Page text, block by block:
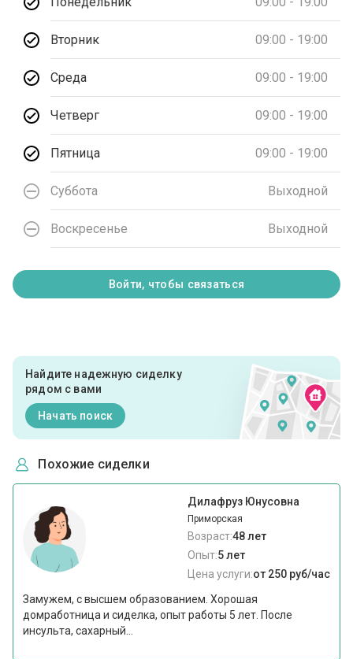
Вторник 09:00 - 19:00
Среда 09:00 - 19:00
Четверг 09:00 - 19:00
Пятница 09:00 - 19:00
Суббота Выходной
Воскресенье Выходной
Войти, чтобы связаться
Найдите надежную сиделку
рядом с вами
Начать поиск
Похожие сиделки
Дилафруз Юнусовна
Приморская
Возраст:48 лет
Опыт:5 лет
Цена услуги:от 250 руб/час
Замужем, с высшем образованием. Хорошая
домработница и сиделка, опыт работы 5 лет. После
инсульта, сахарный...